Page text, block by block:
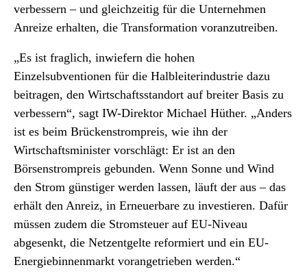
verbessern – und gleichzeitig für die Unternehmen
Anreize erhalten, die Transformation voranzutreiben.
„Es ist fraglich, inwiefern die hohen
Einzelsubventionen für die Halbleiterindustrie dazu
beitragen, den Wirtschaftsstandort auf breiter Basis zu
verbessern“, sagt IW-Direktor Michael Hüther. „Anders
ist es beim Brückenstrompreis, wie ihn der
Wirtschaftsminister vorschlägt: Er ist an den
Börsenstrompreis gebunden. Wenn Sonne und Wind
den Strom günstiger werden lassen, läuft der aus – das
erhält den Anreiz, in Erneuerbare zu investieren. Dafür
müssen zudem die Stromsteuer auf EU-Niveau
abgesenkt, die Netzentgelte reformiert und ein EU-
Energiebinnenmarkt vorangetrieben werden.“